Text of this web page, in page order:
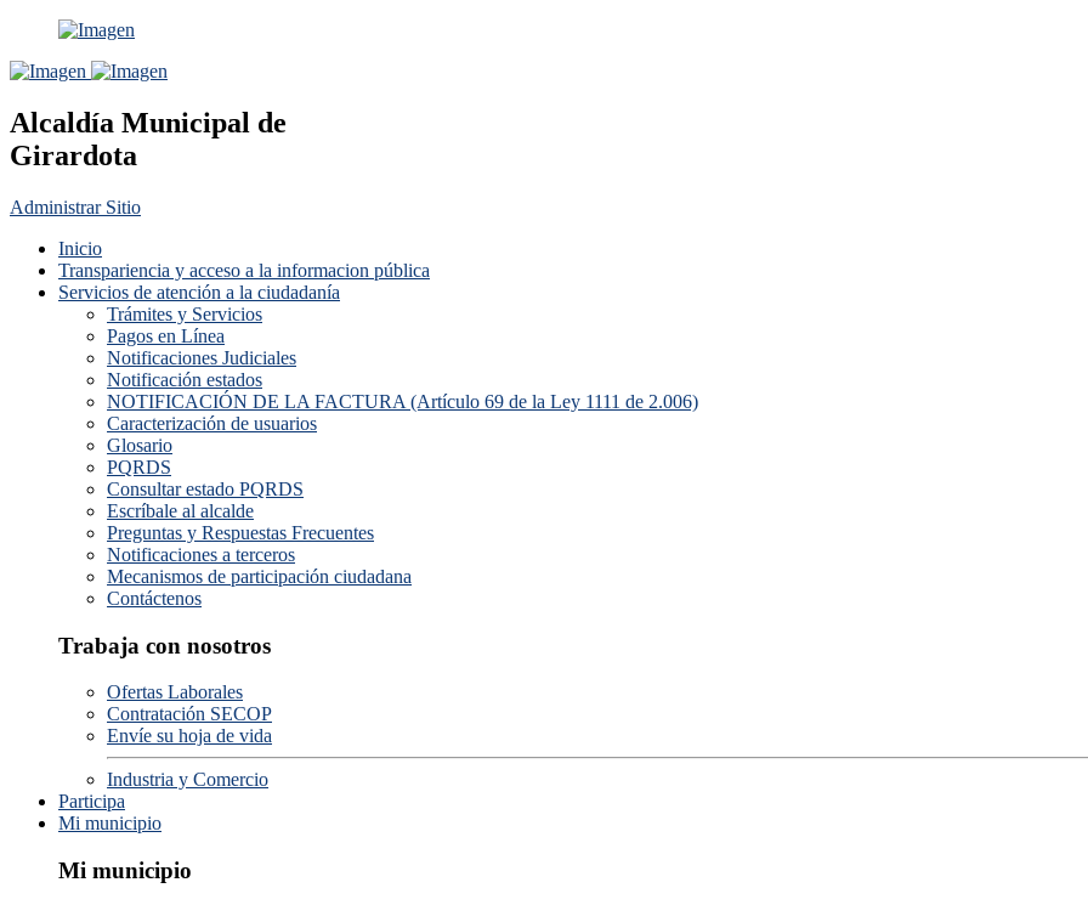
Alcaldía Municipal de
Girardota
Administrar Sitio
Inicio
Transpariencia y acceso a la informacion pública
Servicios de atención a la ciudadanía
Trámites y Servicios
Pagos en Línea
Notificaciones Judiciales
Notificación estados
NOTIFICACIÓN DE LA FACTURA (Artículo 69 de la Ley 1111 de 2.006)
Caracterización de usuarios
Glosario
PQRDS
Consultar estado PQRDS
Escríbale al alcalde
Preguntas y Respuestas Frecuentes
Notificaciones a terceros
Mecanismos de participación ciudadana
Contáctenos
Trabaja con nosotros
Ofertas Laborales
Contratación SECOP
Envíe su hoja de vida
Industria y Comercio
Participa
Mi municipio
Mi municipio